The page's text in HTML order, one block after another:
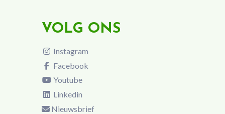
VOLG ONS
Instagram
Facebook
Youtube
Linkedin
Nieuwsbrief